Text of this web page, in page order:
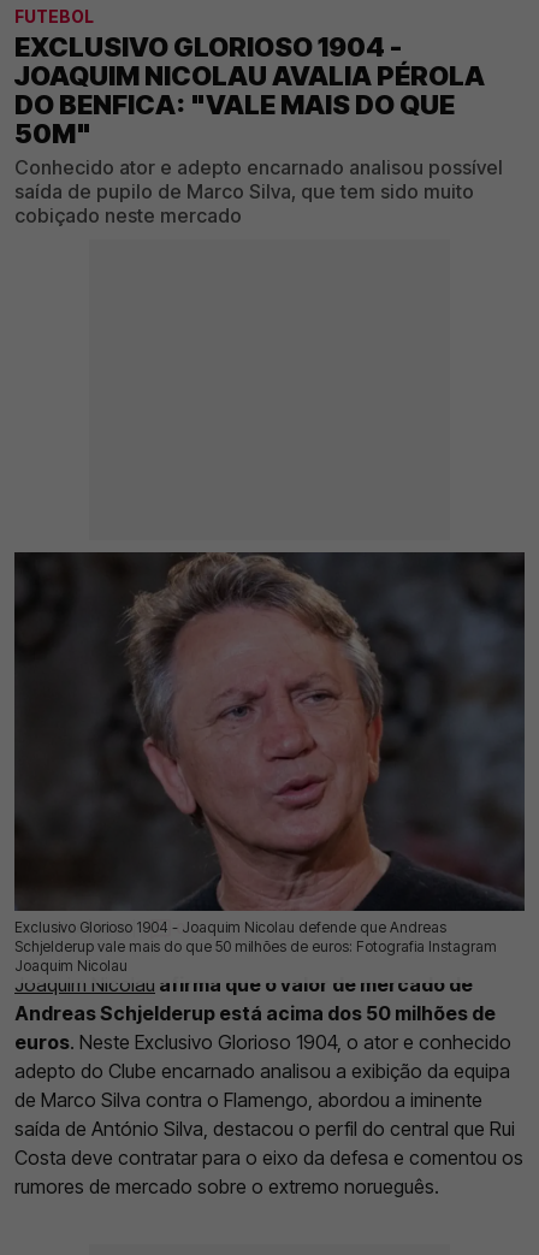
FUTEBOL
EXCLUSIVO GLORIOSO 1904 -
JOAQUIM NICOLAU AVALIA PÉROLA
DO BENFICA: "VALE MAIS DO QUE
50M"
Conhecido ator e adepto encarnado analisou possível
saída de pupilo de Marco Silva, que tem sido muito
cobiçado neste mercado
Exclusivo Glorioso 1904 - Joaquim Nicolau defende que Andreas
Schjelderup vale mais do que 50 milhões de euros: Fotografia Instagram
Joaquim Nicolau
16 Jul 2026 | 03:00 | 0
Joaquim Nicolau afirma que o valor de mercado de
Andreas Schjelderup está acima dos 50 milhões de
euros. Neste Exclusivo Glorioso 1904, o ator e conhecido
adepto do Clube encarnado analisou a exibição da equipa
de Marco Silva contra o Flamengo, abordou a iminente
saída de António Silva, destacou o perfil do central que Rui
Costa deve contratar para o eixo da defesa e comentou os
rumores de mercado sobre o extremo norueguês.